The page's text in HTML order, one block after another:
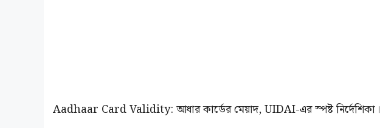
Aadhaar Card Validity: আধার কার্ডের মেয়াদ, UIDAI-এর স্পষ্ট নির্দেশিকা।